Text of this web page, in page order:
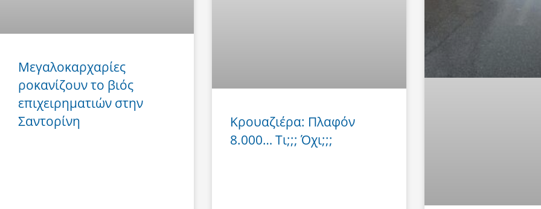
Μεγαλοκαρχαρίες
ροκανίζουν το βιός
επιχειρηματιών στην
Σαντορίνη
Κρουαζιέρα: Πλαφόν
8.000… Τι;;; Όχι;;;